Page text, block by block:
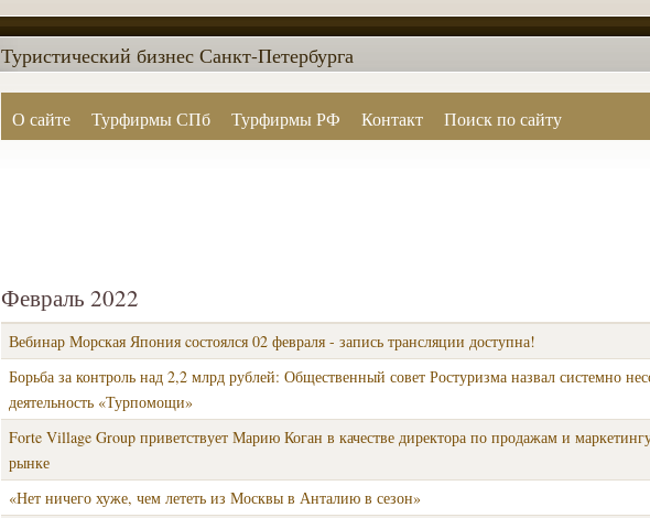
О сайте Турфирмы СПб Турфирмы РФ Контакт Поиск по сайту
Туристический бизнес Санкт-Петербурга
Февраль 2022
Вебинар Морская Япония cостоялся 02 февраля - запись трансляции доступна!
Борьба за контроль над 2,2 млрд рублей: Общественный совет Ростуризма назвал системно
деятельность «Турпомощи»
Forte Village Group приветствует Марию Коган в качестве директора по продажам и
рынке
«Нет ничего хуже, чем лететь из Москвы в Анталию в сезон»